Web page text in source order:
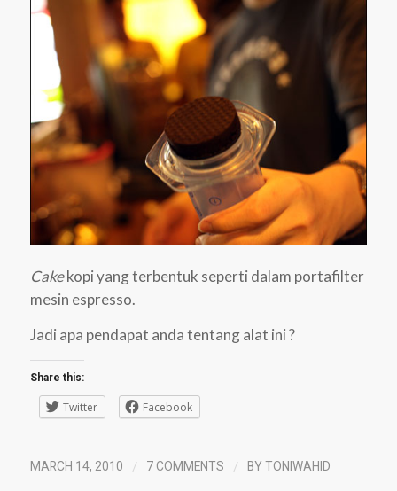
Cakekopi yang terbentuk seperti dalam portafilter
mesin espresso.
Jadi apa pendapat anda tentang alat ini ?
Share this:
Twitter Facebook
MARCH 14, 2010 / 7 COMMENTS / BY TONIWAHID